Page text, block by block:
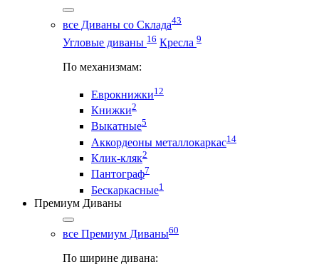
все Диваны со Склада43
Угловые диваны 16 Кресла 9
По механизмам:
Еврокнижки12
Книжки2
Выкатные5
Аккордеоны металлокаркас14
Клик-кляк2
Пантограф7
Бескаркасные1
Премиум Диваны
все Премиум Диваны60
По ширине дивана: